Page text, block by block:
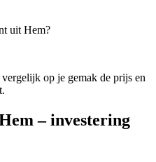
uit Hem?
op je gemak de prijs en
– investering